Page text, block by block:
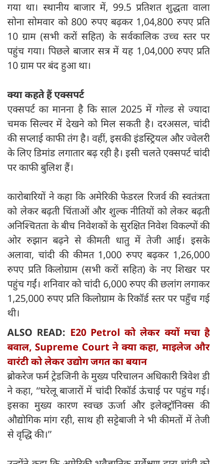
गया था। स्थानीय बाजार में, 99.5 प्रतिशत शुद्धता वाला
सोना सोमवार को 800 रुपए बढ़कर 1,04,800 रुपए प्रति
10 ग्राम (सभी करों सहित) के सर्वकालिक उच्च स्तर पर
पहुंच गया। पिछले बाजार सत्र में यह 1,04,000 रुपए प्रति
10 ग्राम पर बंद हुआ था।
क्या कहते हैं एक्सपर्ट
एक्सपर्ट का मानना है कि साल 2025 में गोल्ड से ज्यादा
चमक सिल्वर में देखने को मिल सकती है। दरअसल, चांदी
की सप्लाई काफी तंग है। वहीं, इसकी इंडस्ट्रियल और ज्वेलरी
के लिए डिमांड लगातार बढ़ रही है। इसी चलते एक्सपर्ट चांदी
पर काफी बुलिश हैं।
कारोबारियों ने कहा कि अमेरिकी फेडरल रिजर्व की स्वतंत्रता
को लेकर बढ़ती चिंताओं और शुल्क नीतियों को लेकर बढ़ती
अनिश्चितता के बीच निवेशकों के सुरक्षित निवेश विकल्पों की
ओर रुझान बढ़ने से कीमती धातु में तेजी आई। इसके
अलावा, चांदी की कीमत 1,000 रुपए बढ़कर 1,26,000
रुपए प्रति किलोग्राम (सभी करों सहित) के नए शिखर पर
पहुंच गईं। शनिवार को चांदी 6,000 रुपए की छलांग लगाकर
1,25,000 रुपए प्रति किलोग्राम के रिकॉर्ड स्तर पर पहुँच गई
थी।
ALSO READ: E20 Petrol को लेकर क्यों मचा है
बवाल, Supreme Court ने क्या कहा, माइलेज और
वारंटी को लेकर उद्योग जगत का बयान
ब्रोकरेज फर्म ट्रेडजिनी के मुख्य परिचालन अधिकारी त्रिवेश डी
ने कहा, ‘‘घरेलू बाजारों में चांदी रिकॉर्ड ऊंचाई पर पहुंच गई।
इसका मुख्य कारण स्वच्छ ऊर्जा और इलेक्ट्रॉनिक्स की
औद्योगिक मांग रही, साथ ही सट्टेबाजी ने भी कीमतों में तेजी
से वृद्धि की।’’